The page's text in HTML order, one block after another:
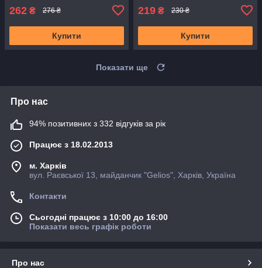
262 ₴ 276 ₴
Купити
219 ₴ 230 ₴
Купити
Показати ще
Про нас
94% позитивних з 332 відгуків за рік
Працює з 18.02.2013
м. Харків
вул. Раєвської 13, майданчик "Gelios", Харків, Україна
Контакти
Сьогодні працює з 10:00 до 16:00
Показати весь графік роботи
Про нас